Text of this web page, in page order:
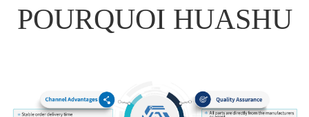
POURQUOI HUASHU